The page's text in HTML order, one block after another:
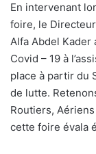
En intervenant
foire, le
Alfa Abdel Kader
Covid – 19 à
place à partir du
de lutte.
Routiers,
cette foire évala